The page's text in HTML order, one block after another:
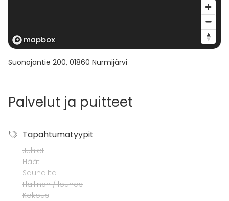
Suonojantie 200, 01860 Nurmijärvi
Palvelut ja puitteet
Tapahtumatyypit
Juhlat
Häät
Saunailta
Illallinen / lounas
Kokous